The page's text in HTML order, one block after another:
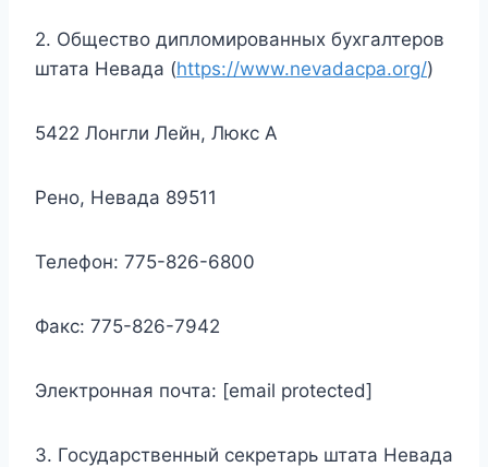
2. Общество дипломированных бухгалтеров
штата Невада (https://www.nevadacpa.org/)
5422 Лонгли Лейн, Люкс А
Рено, Невада 89511
Телефон: 775-826-6800
Факс: 775-826-7942
Электронная почта: [email protected]
3. Государственный секретарь штата Невада